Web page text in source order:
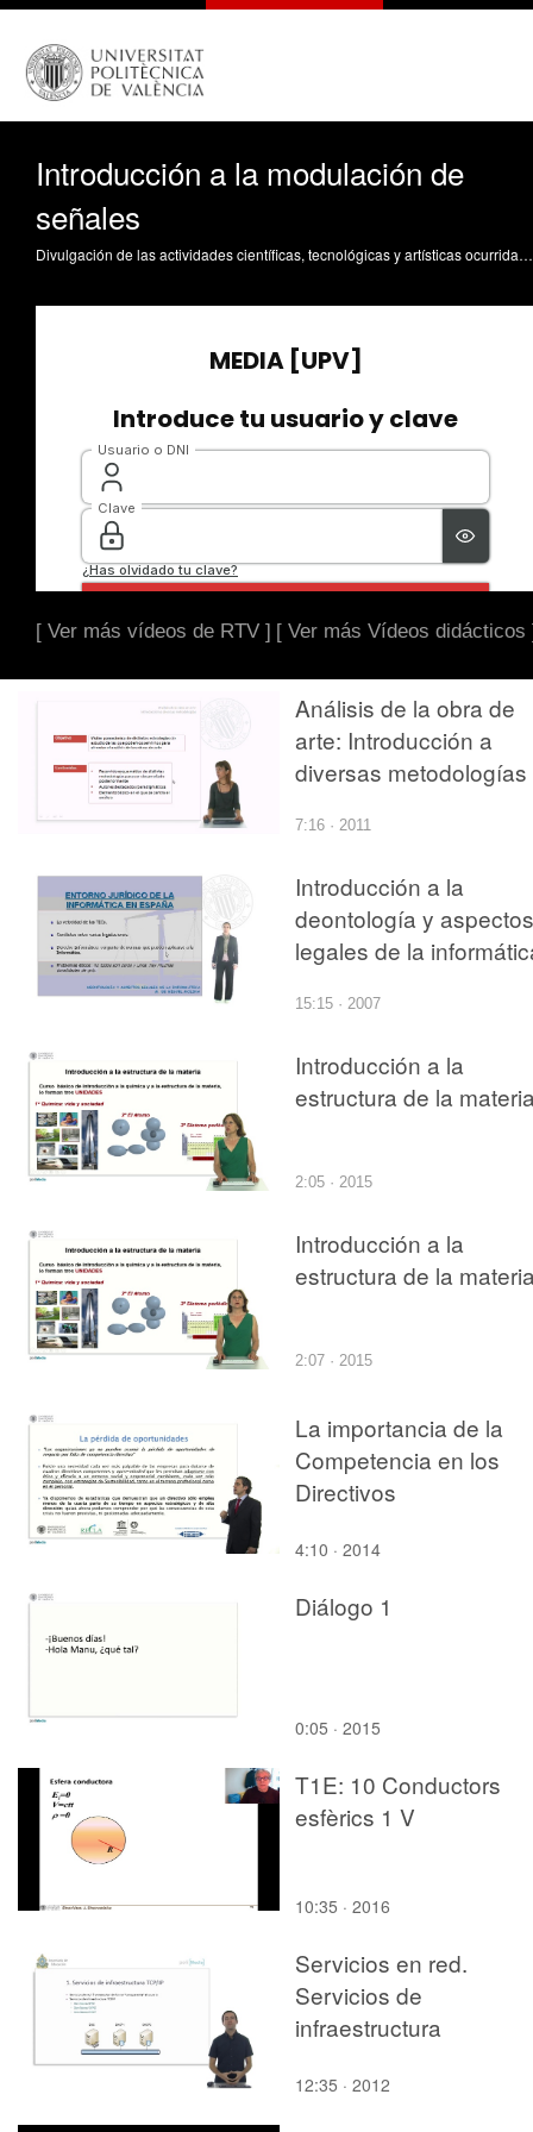
Introducción a la modulación de
señales
Divulgación de las actividades científicas, tecnológicas y artísticas ocurridas en los tres campus de la UPV
[ Ver más vídeos de RTV ] [ Ver más Vídeos didácticos
Análisis de la obra de
arte: Introducción a
diversas metodologías
7:16 · 2011
Introducción a la
deontología y aspectos
legales de la
15:15 · 2007
Introducción a la
estructura de la
2:05 · 2015
Introducción a la
estructura de la
2:07 · 2015
La importancia de la
Competencia en los
Directivos
4:10 · 2014
Diálogo 1
0:05 · 2015
T1E: 10 Conductors
esfèrics 1 V
10:35 · 2016
Servicios en red.
Servicios de
infraestructura
12:35 · 2012